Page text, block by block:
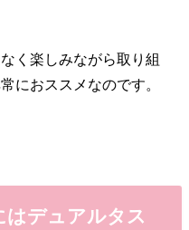
く楽しみながら取り組
におススメなのです。
はデュアルタス